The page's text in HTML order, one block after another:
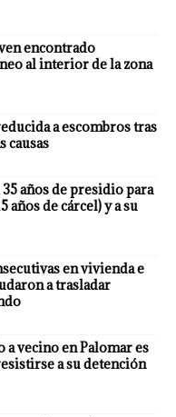
encontrado
al interior de la zona
a escombros tras
causas
años de presidio para
años de cárcel) y a su
en vivienda e
a trasladar
a vecino en Palomar es
a su detención